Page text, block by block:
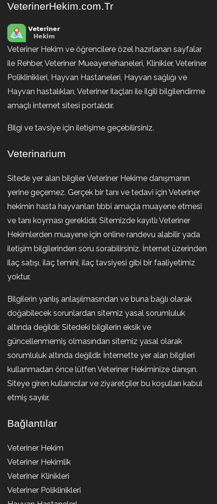
VeterinerHekim.com.Tr
Veteriner Hekim ve öğrencilere özel hazırlanan sayfalar
ile Rehber, Veteriner Mueayenehaneleri, Klinikler, Veteriner
Poliklinikleri, Hayvan Hastaneleri, Hayvan sağlığı ve
Hayvan hastalıkları, Veteriner ilaçları ile ilgili bilgilendirme
amaçlı internet sitesi portalıdır.
Bilgi ve tavsiye için iletişime geçebilirsiniz.
Veterinarium
Sitede yer alan bilgiler Veteriner Hekime danışmanın
yerine geçemez. Gerçek bir tanı ve tedavi için Veteriner
hekimin hasta hayvanları tıbbi amaçla muayene etmesi
ve tanı koyması gereklidir. Sitemizde kayıtlı Veteriner
Hekimlerden muayene için online randevu alabilir yada
iletişim bilgilerinden soru sorabilirsiniz. İnternet üzerinden
ilaç satışı, ilaç temini, ilaç tavsiyesi gibi bir faaliyetimiz
yoktur.
Bilgilerin yanlış anlaşılmasından ve buna bağlı olarak
doğabilecek sorunlardan sitemiz yasal sorumluluk
altında değildir. Sitedeki bilgilerin eksik ve
güncellenmemiş olmasından sitemiz yasal olarak
sorumluluk altında değildir. İnternette yer alan bilgileri
kullanmadan önce lütfen Veteriner Hekiminize danışın.
Siteye giren kullanıcılar ve ziyaretçiler bu koşulları kabul
etmiş sayılır.
Bağlantılar
Veteriner Hekim
Veteriner Hekimlik
Veteriner Klinikleri
Veteriner Poliklinikleri